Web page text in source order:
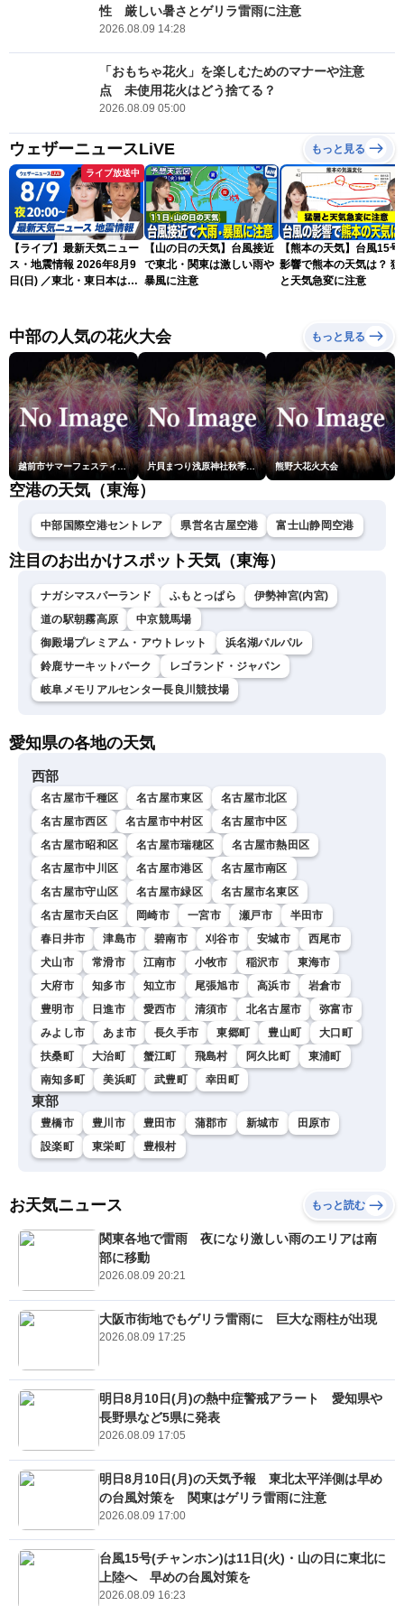
性 厳しい暑さとゲリラ雷雨に注意
2026.08.09 14:28
「おもちゃ花火」を楽しむためのマナーや注意
点 未使用花火はどう捨てる？
2026.08.09 05:00
ウェザーニュースLiVE もっと見る
ライブ放送中
【ライブ】最新天気ニュー
ス・地震情報 2026年8月9
日(日) ／東北・東日本は急
衣／芳野達郎〉
【山の日の天気】台風接近
で東北・関東は激しい雨や
暴風に注意
【熊本の天気】台風15号
影響で熊本の天気は？ 猛
と天気急変に注意
中部の人気の花火大会 もっと見る
越前市サマーフェスティバル花火大会 片貝まつり浅原神社秋季例大祭奉納大煙火 熊野大花火大会
空港の天気（東海）
中部国際空港セントレア 県営名古屋空港 富士山静岡空港
注目のお出かけスポット天気（東海）
ナガシマスパーランド ふもとっぱら
伊勢神宮(内宮)
道の駅朝霧高原
中京競馬場
御殿場プレミアム・アウトレット
浜名湖パルパル
鈴鹿サーキットパーク
レゴランド・ジャパン
岐阜メモリアルセンター長良川競技場
愛知県の各地の天気
西部
名古屋市千種区 名古屋市東区
名古屋市北区
名古屋市西区
名古屋市中村区
名古屋市中区
名古屋市昭和区
名古屋市瑞穂区
名古屋市熱田区
名古屋市中川区
名古屋市港区
名古屋市南区
名古屋市守山区
名古屋市緑区
名古屋市名東区
名古屋市天白区
岡崎市 一宮市 瀬戸市
半田市
春日井市
津島市 碧南市 刈谷市 安城市
西尾市
犬山市
常滑市 江南市 小牧市 稲沢市
東海市
大府市
知多市 知立市 尾張旭市 高浜市
岩倉市
豊明市
日進市 愛西市 清須市 北名古屋市
弥富市
みよし市
あま市 長久手市 東郷町 豊山町
大口町
扶桑町
大治町 蟹江町 飛島村 阿久比町
東浦町
南知多町
美浜町 武豊町 幸田町
東部
豊橋市 豊川市 豊田市 蒲郡市 新城市
田原市
設楽町
東栄町 豊根村
お天気ニュース もっと読む
関東各地で雷雨 夜になり激しい雨のエリアは南
部に移動
2026.08.09 20:21
大阪市街地でもゲリラ雷雨に 巨大な雨柱が出現
2026.08.09 17:25
明日8月10日(月)の熱中症警戒アラート 愛知県や
長野県など5県に発表
2026.08.09 17:05
明日8月10日(月)の天気予報 東北太平洋側は早め
の台風対策を 関東はゲリラ雷雨に注意
2026.08.09 17:00
台風15号(チャンホン)は11日(火)・山の日に東北に
上陸へ 早めの台風対策を
2026.08.09 16:23